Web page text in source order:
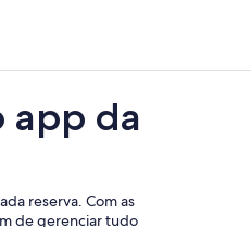
app da
reserva. Com as
de gerenciar tudo